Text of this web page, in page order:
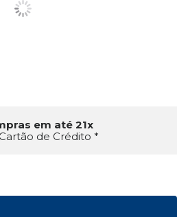
em até 21x
de Crédito *